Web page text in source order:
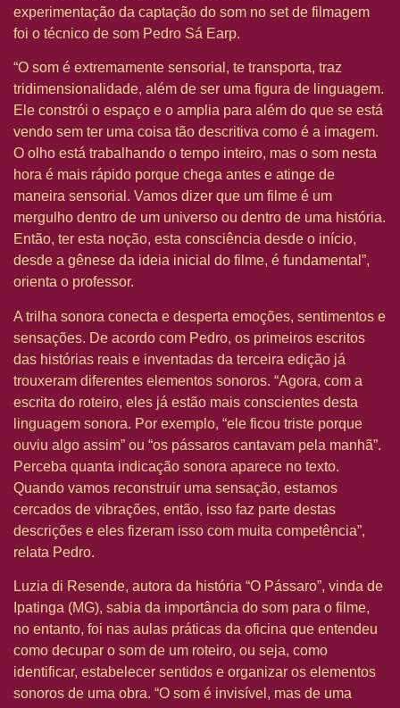
experimentação da captação do som no set de filmagem
foi o técnico de som Pedro Sá Earp.
“O som é extremamente sensorial, te transporta, traz
tridimensionalidade, além de ser uma figura de linguagem.
Ele constrói o espaço e o amplia para além do que se está
vendo sem ter uma coisa tão descritiva como é a imagem.
O olho está trabalhando o tempo inteiro, mas o som nesta
hora é mais rápido porque chega antes e atinge de
maneira sensorial. Vamos dizer que um filme é um
mergulho dentro de um universo ou dentro de uma história.
Então, ter esta noção, esta consciência desde o início,
desde a gênese da ideia inicial do filme, é fundamental”,
orienta o professor.
A trilha sonora conecta e desperta emoções, sentimentos e
sensações. De acordo com Pedro, os primeiros escritos
das histórias reais e inventadas da terceira edição já
trouxeram diferentes elementos sonoros. “Agora, com a
escrita do roteiro, eles já estão mais conscientes desta
linguagem sonora. Por exemplo, “ele ficou triste porque
ouviu algo assim” ou “os pássaros cantavam pela manhã”.
Perceba quanta indicação sonora aparece no texto.
Quando vamos reconstruir uma sensação, estamos
cercados de vibrações, então, isso faz parte destas
descrições e eles fizeram isso com muita competência”,
relata Pedro.
Luzia di Resende, autora da história “O Pássaro”, vinda de
Ipatinga (MG), sabia da importância do som para o filme,
no entanto, foi nas aulas práticas da oficina que entendeu
como decupar o som de um roteiro, ou seja, como
identificar, estabelecer sentidos e organizar os elementos
sonoros de uma obra. “O som é invisível, mas de uma